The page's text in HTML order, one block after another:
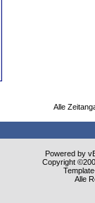
Alle
Powered by
Copyright
Alle